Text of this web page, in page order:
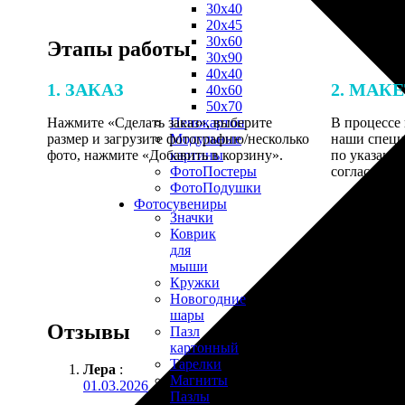
30х40
20х45
30х60
30х90
40х40
40х60
50х70
Пенокартон
Модульные
картины
ФотоПостеры
ФотоПодушки
Фотоcувениры
Значки
Коврик
для
мыши
Кружки
Новогодние
шары
Пазл
картонный
Тарелки
Магниты
Пазлы
Этапы работы
1. ЗАКАЗ
Нажмите «Сделать заказ», выберите
размер и загрузите фотографию/несколько
фото, нажмите «Добавить в корзину».
2.
В процессе
наши
по
Отзывы
Лера :
01.03.2026